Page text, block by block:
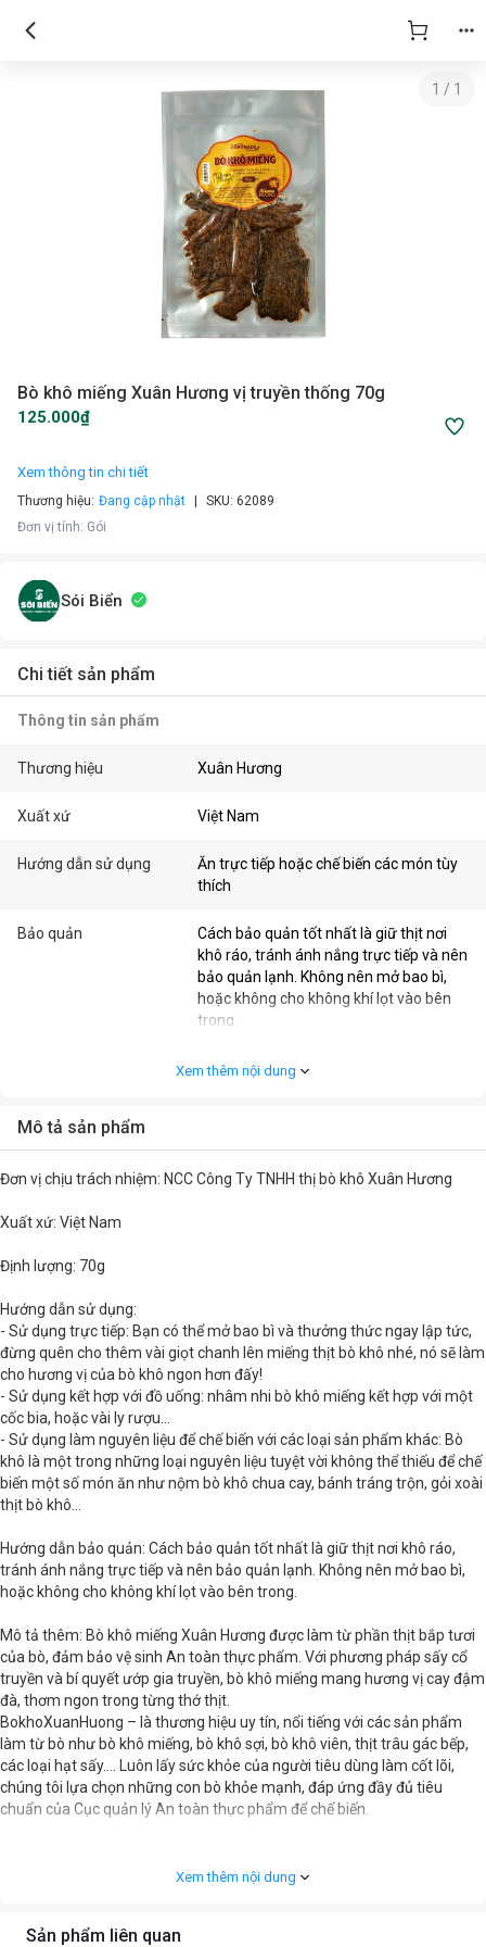
1 / 1
Bò khô miếng Xuân Hương vị truyền thống 70g
125.000₫
Xem thông tin chi tiết
Thương hiệu: Đang cập nhật SKU: 62089
Đơn vị tính: Gói
Sói Biển
Chi tiết sản phẩm
Thông tin sản phẩm
Thương hiệu Xuân Hương
Xuất xứ Việt Nam
Hướng dẫn sử dụng
Ăn trực tiếp hoặc chế biến các món tùy
thích
Bảo quản
Cách bảo quản tốt nhất là giữ thịt nơi
khô ráo, tránh ánh nắng trực tiếp và nên
bảo quản lạnh. Không nên mở bao bì,
hoặc không cho không khí lọt vào bên
trong.
70g
Thời hạn sử dụng (Tháng)
Xem thêm nội dung
Mô tả sản phẩm
Đơn vị chịu trách nhiệm: NCC Công Ty TNHH thị bò khô Xuân Hương
Xuất xứ: Việt Nam
Định lượng: 70g
Hướng dẫn sử dụng:
- Sử dụng trực tiếp: Bạn có thể mở bao bì và thưởng thức ngay lập tức,
đừng quên cho thêm vài giọt chanh lên miếng thịt bò khô nhé, nó sẽ làm
cho hương vị của bò khô ngon hơn đấy!
- Sử dụng kết hợp với đồ uống: nhâm nhi bò khô miếng kết hợp với một
cốc bia, hoặc vài ly rượu…
- Sử dụng làm nguyên liệu để chế biến với các loại sản phẩm khác: Bò
khô là một trong những loại nguyên liệu tuyệt vời không thể thiếu để chế
biến một số món ăn như nộm bò khô chua cay, bánh tráng trộn, gỏi xoài
thịt bò khô…
Hướng dẫn bảo quản: Cách bảo quản tốt nhất là giữ thịt nơi khô ráo,
tránh ánh nắng trực tiếp và nên bảo quản lạnh. Không nên mở bao bì,
hoặc không cho không khí lọt vào bên trong.
Mô tả thêm: Bò khô miếng Xuân Hương được làm từ phần thịt bắp tươi
của bò, đảm bảo vệ sinh An toàn thực phẩm. Với phương pháp sấy cổ
truyền và bí quyết ướp gia truyền, bò khô miếng mang hương vị cay đậm
đà, thơm ngon trong từng thớ thịt.
BokhoXuanHuong – là thương hiệu uy tín, nổi tiếng với các sản phẩm
làm từ bò như bò khô miếng, bò khô sợi, bò khô viên, thịt trâu gác bếp,
các loại hạt sấy…. Luôn lấy sức khỏe của người tiêu dùng làm cốt lõi,
chúng tôi lựa chọn những con bò khỏe mạnh, đáp ứng đầy đủ tiêu
chuẩn của Cục quản lý An toàn thực phẩm để chế biến.
Với phương châm 3 KHÔNG: Không trộn lẫn các loại thịt – Không phẩm
Bò khô miếng được làm từ phần thịt bắp tươi của bò sau đó sơ chế qua
Xem thêm nội dung
Sản phẩm liên quan